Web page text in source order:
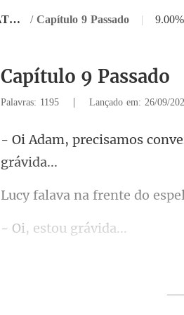
PELOS CAMINHOS DE CATHERINE / Capítulo 9 Passado | 9.00%
Capítulo 9 Passado
Palavras: 1195 | Lançado em: 26/09/
ente do
stou gr